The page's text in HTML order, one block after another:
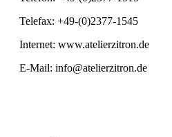
Telefax: +49-(0)2377-1545
Internet: www.atelierzitron.de
E-Mail: info@atelierzitron.de